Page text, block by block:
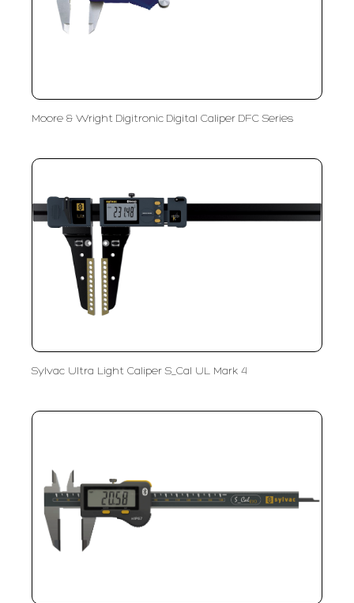
Moore & Wright Digitronic Digital Caliper DFC Series
Sylvac Ultra Light Caliper S_Cal UL Mark 4